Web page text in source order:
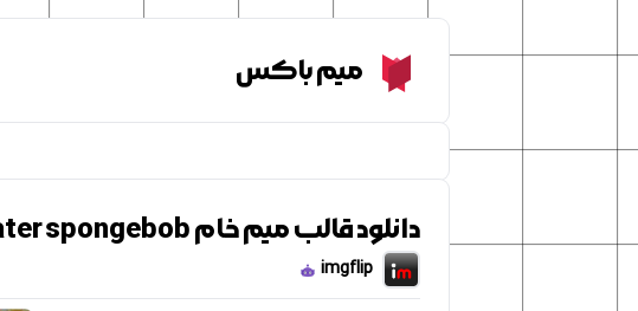
Meme Boxمیم باکس
دانلود قالب میم خام One eternity later spongebob
imgflip